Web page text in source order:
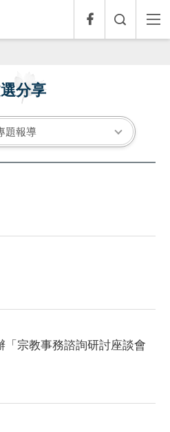
分享
題報導
「宗教事務諮詢研討座談會